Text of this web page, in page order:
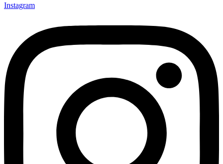
Instagram